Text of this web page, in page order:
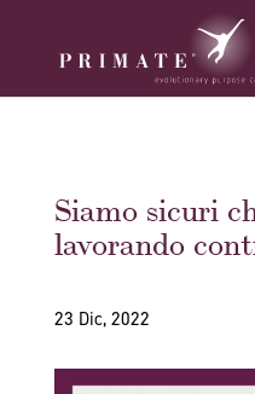
Siamo sicuri
lavorando
23 Dic, 2022